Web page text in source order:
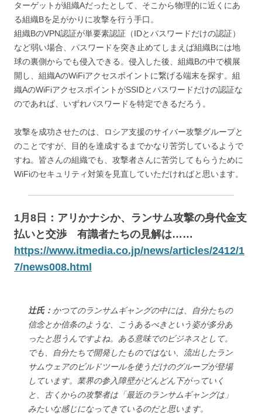
ターゲットが組織Aだったとして、そこから物理的に近くにあ
る組織Bを足がかりに攻撃を行う手口。
組織BのVPN認証が単要素認証（IDとパスワードだけの認証）
など弱い場合、パスワードを突き止めてしまえば組織Bには地
球の裏側からでも侵入できる。侵入した後、組織Bの中で横展
開し、組織AのWiFiアクセスポイントに繋げる端末を探す。組
織AのWiFiアクセスポイントがSSIDとパスワードだけの認証な
のであれば、いずれパスワードを特定できるだろう。
攻撃を成功させたのは、ロシア支援のサイバー攻撃グループと
のことですが、目的を達成するまでかなり苦労しているようで
すね。皆さんの組織でも、攻撃者さんに苦労してもらうために
WiFiのセキュリティ対策を見直していただければと思います。
1月8日： アリかナシか、ランサム攻撃の身代金支
払いと交渉 有識者たちの見解は……
https://www.itmedia.co.jp/news/articles/2412/1
7/news008.html
辻氏： かつてのランサムギャングの中には、自分たちの
信念とか信条のような、こうあるべきという姿が多分あ
ったと思うんですよね。ある意味でのビジネスとして。
でも、自分たちで開発したものではない、流出したラン
サムウェアのビルドツールを使うだけのグループが登場
しています。業界の参入障壁がどんどん下がっていく
と、古くからの攻撃者は「最近のランサムギャングは」
みたいな感じになってきているのだと思います。